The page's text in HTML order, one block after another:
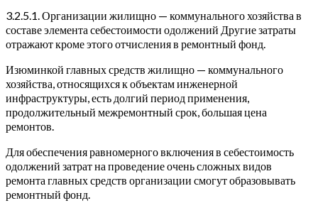
3.2.5.1. Организации жилищно — коммунального хозяйства в
составе элемента себестоимости одолжений Другие затраты
отражают кроме этого отчисления в ремонтный фонд.
Изюминкой главных средств жилищно — коммунального
хозяйства, относящихся к объектам инженерной
инфраструктуры, есть долгий период применения,
продолжительный межремонтный срок, большая цена
ремонтов.
Для обеспечения равномерного включения в себестоимость
одолжений затрат на проведение очень сложных видов
ремонта главных средств организации смогут образовывать
ремонтный фонд.